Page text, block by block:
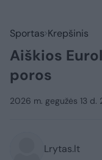
Sportas Krepšinis
Aiškios
poros
2026 m. gegužės 13 d.
Lrytas.lt